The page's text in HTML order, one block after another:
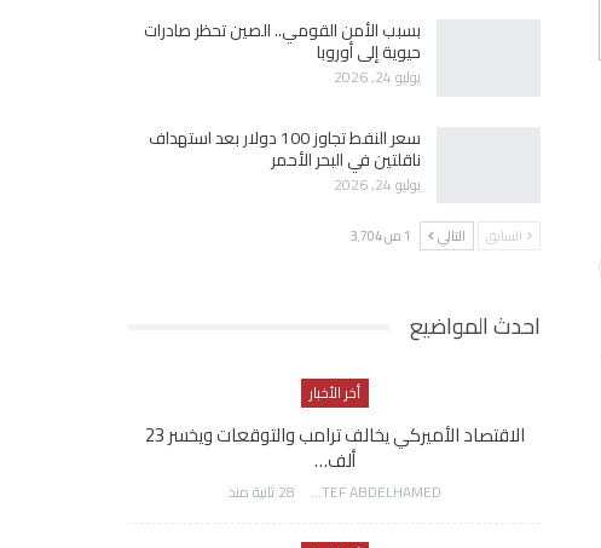
بسبب الأمن القومي.. الصين تحظر صادرات
حيوية إلى أوروبا
يوليو 24, 2026
سعر النفط تجاوز 100 دولار بعد استهداف
ناقلتين في البحر الأحمر
يوليو 24, 2026
السابق التالي 1 من 3٬704
احدث المواضيع
أخر الأخبار
الاقتصاد الأميركي يخالف ترامب والتوقعات ويخسر 23
ألف…
AWATEF ABDELHAMED 28 ثانية منذ